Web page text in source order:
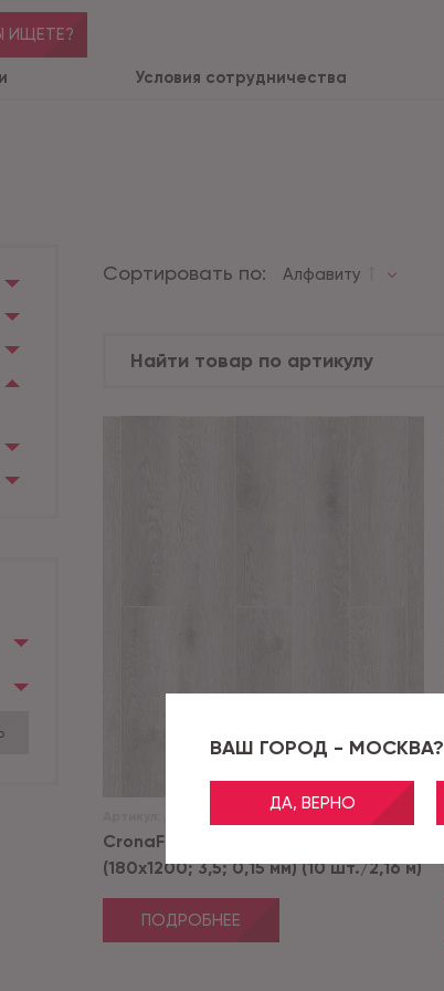
ВАШ ГОРОД - МОСКВА?
ДА, ВЕРНО
ИЩЕТЕ?
Условия сотрудничества
Сортировать по: Алфавиту
CronaFloor Etna Дуб Гарда 4000
(180x1200; 3,5; 0,15 мм) (10 шт./2,16 м)
ПОДРОБНЕЕ